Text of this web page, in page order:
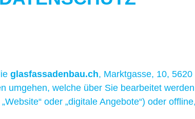
glasfassadenbau.ch, Marktgasse, 10,
umgehen, welche über Sie bearbeitet
oder „digitale Angebote“) oder